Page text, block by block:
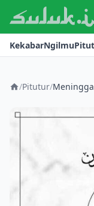
Kerjasama
Kontak
KekabarNgilmu
/Pitutur/